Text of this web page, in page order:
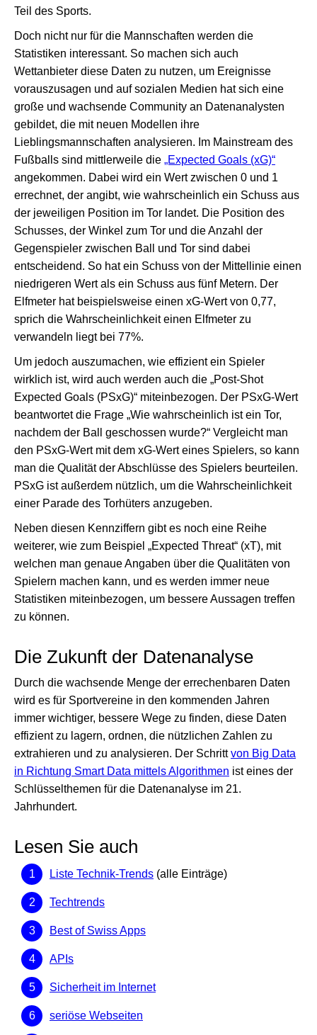
Teil des Sports.
Doch nicht nur für die Mannschaften werden die
Statistiken interessant. So machen sich auch
Wettanbieter diese Daten zu nutzen, um Ereignisse
vorauszusagen und auf sozialen Medien hat sich eine
große und wachsende Community an Datenanalysten
gebildet, die mit neuen Modellen ihre
Lieblingsmannschaften analysieren. Im Mainstream des
Fußballs sind mittlerweile die „Expected Goals (xG)“
angekommen. Dabei wird ein Wert zwischen 0 und 1
errechnet, der angibt, wie wahrscheinlich ein Schuss aus
der jeweiligen Position im Tor landet. Die Position des
Schusses, der Winkel zum Tor und die Anzahl der
Gegenspieler zwischen Ball und Tor sind dabei
entscheidend. So hat ein Schuss von der Mittellinie einen
niedrigeren Wert als ein Schuss aus fünf Metern. Der
Elfmeter hat beispielsweise einen xG-Wert von 0,77,
sprich die Wahrscheinlichkeit einen Elfmeter zu
verwandeln liegt bei 77%.
Um jedoch auszumachen, wie effizient ein Spieler
wirklich ist, wird auch werden auch die „Post-Shot
Expected Goals (PSxG)“ miteinbezogen. Der PSxG-Wert
beantwortet die Frage „Wie wahrscheinlich ist ein Tor,
nachdem der Ball geschossen wurde?“ Vergleicht man
den PSxG-Wert mit dem xG-Wert eines Spielers, so kann
man die Qualität der Abschlüsse des Spielers beurteilen.
PSxG ist außerdem nützlich, um die Wahrscheinlichkeit
einer Parade des Torhüters anzugeben.
Neben diesen Kennziffern gibt es noch eine Reihe
weiterer, wie zum Beispiel „Expected Threat“ (xT), mit
welchen man genaue Angaben über die Qualitäten von
Spielern machen kann, und es werden immer neue
Statistiken miteinbezogen, um bessere Aussagen treffen
zu können.
Die Zukunft der Datenanalyse
Durch die wachsende Menge der errechenbaren Daten
wird es für Sportvereine in den kommenden Jahren
immer wichtiger, bessere Wege zu finden, diese Daten
effizient zu lagern, ordnen, die nützlichen Zahlen zu
extrahieren und zu analysieren. Der Schrittvon Big Data
in Richtung Smart Data mittels Algorithmen ist eines der
Schlüsselthemen für die Datenanalyse im 21.
Jahrhundert.
Lesen Sie auch
Liste Technik-Trends (alle Einträge)
Techtrends
Best of Swiss Apps
APIs
Sicherheit im Internet
seriöse Webseiten